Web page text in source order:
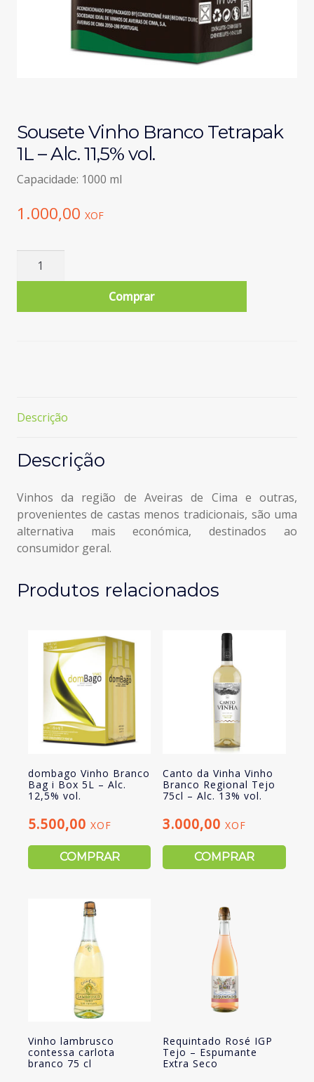
Sousete Vinho Branco Tetrapak
1L – Alc. 11,5% vol.
Capacidade: 1000 ml
1.000,00 XOF
Quantidade
Vinho
11,5%
vol.
Comprar
Descrição
Descrição
Vinhos da região de Aveiras de Cima e outras,
provenientes de castas menos tradicionais, são uma
alternativa mais económica, destinados ao
consumidor geral.
Produtos relacionados
dombago Vinho Branco
Bag i Box 5L – Alc.
12,5% vol.
5.500,00 XOF
COMPRAR
Canto da Vinha Vinho
Branco Regional Tejo
75cl – Alc. 13% vol.
3.000,00XOF
COMPRAR
Vinho lambrusco
contessa carlota
branco 75 cl
Requintado Rosé IGP
Tejo – Espumante
Extra Seco